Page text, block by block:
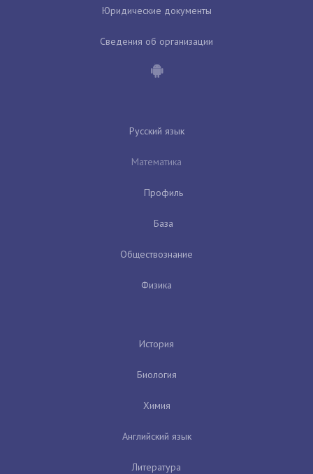
Юридические документы
Сведения об организации
Русский язык
Математика
Профиль
База
Обществознание
Физика
История
Биология
Химия
Английский язык
Литература